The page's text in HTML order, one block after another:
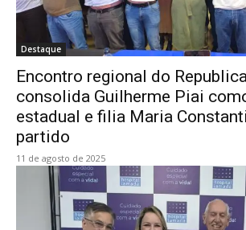
Destaque
Encontro regional do
consolida Guilherme Piai
estadual e filia Maria
partido
11 de agosto de 2025